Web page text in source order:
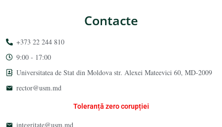
Contacte
+373 22 244 810
9:00 - 17:00
Universitatea de Stat din Moldova str. Alexei Mateevici 60, MD-2009
rector@usm.md
Toleranță zero corupției
integritate@usm.md